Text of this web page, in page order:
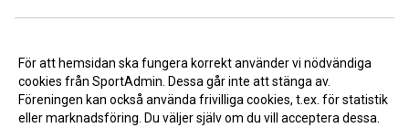
<< Tillbaka
För att hemsidan ska fungera korrekt använder vi nödvändiga
cookies från SportAdmin. Dessa går inte att stänga av.
Föreningen kan också använda frivilliga cookies, t.ex. för statistik
eller marknadsföring. Du väljer själv om du vill acceptera dessa.